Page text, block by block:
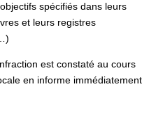
spécifiés dans leurs
et leurs registres
est constaté au cours
en informe immédiatement